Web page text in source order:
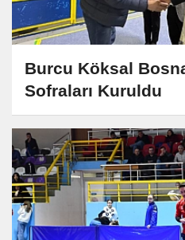
Burcu Köksal
Sofraları Kuruldu